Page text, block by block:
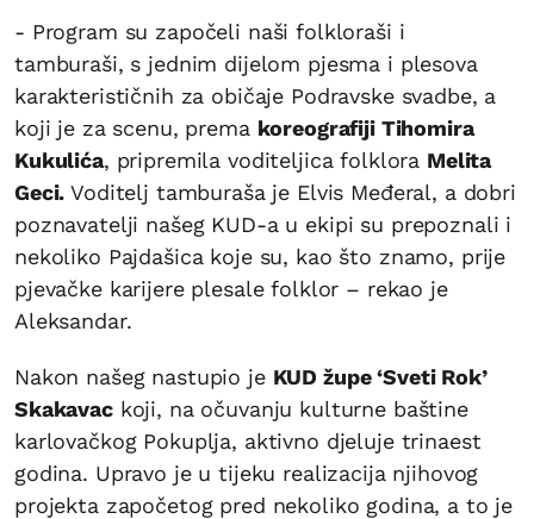
- Program su započeli naši folkloraši i
tamburaši, s jednim dijelom pjesma i plesova
karakterističnih za običaje Podravske svadbe, a
koji je za scenu, prema koreografiji Tihomira
Kukulića, pripremila voditeljica folklora Melita
Geci. Voditelj tamburaša je Elvis Međeral, a dobri
poznavatelji našeg KUD-a u ekipi su prepoznali i
nekoliko Pajdašica koje su, kao što znamo, prije
pjevačke karijere plesale folklor – rekao je
Aleksandar.
Nakon našeg nastupio je KUD župe ‘Sveti Rok’
Skakavackoji, na očuvanju kulturne baštine
karlovačkog Pokuplja, aktivno djeluje trinaest
godina. Upravo je u tijeku realizacija njihovog
projekta započetog pred nekoliko godina, a to je